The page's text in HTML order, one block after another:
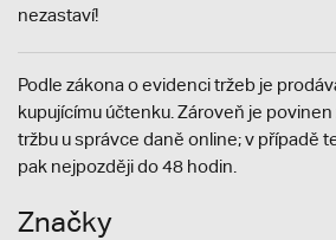
nezastaví!
Podle zákona o evidenci tržeb je
kupujícímu účtenku. Zároveň je
tržbu u správce daně online; v případě
pak nejpozději do 48 hodin.
Značky